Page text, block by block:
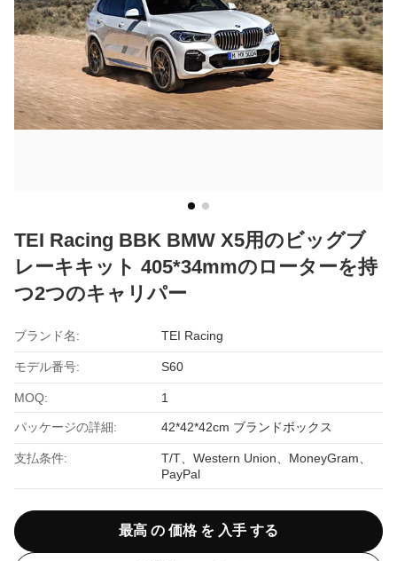
TEI Racing BBK BMW X5用のビッグブ
レーキキット 405*34mmのローターを持
つ2つのキャリパー
ブランド名: TEI Racing
モデル番号: S60
MOQ: 1
パッケージの詳細: 42*42*42cm ブランドボックス
支払条件:
T/T、Western Union、MoneyGram、
PayPal
最高 の 価格 を 入手 する